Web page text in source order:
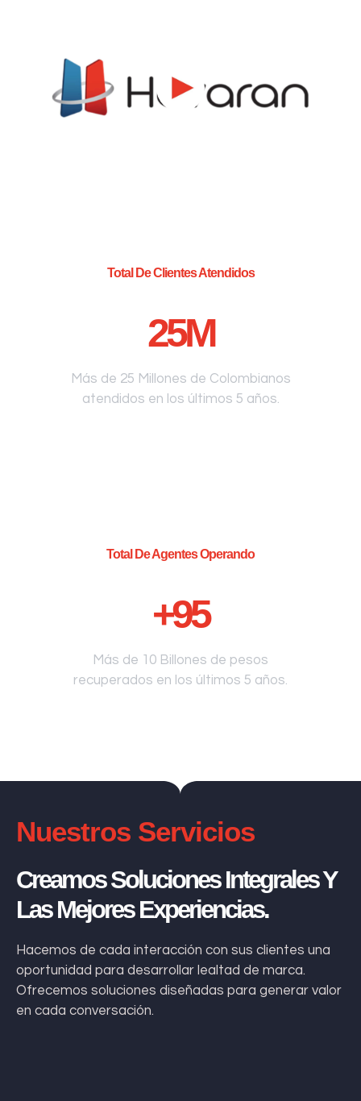
Total De Clientes Atendidos
25M
Más de 25 Millones de Colombianos
atendidos en los últimos 5 años.
Total De Agentes Operando
+95
Más de 10 Billones de pesos
recuperados en los últimos 5 años.
Nuestros Servicios
Creamos Soluciones Integrales Y
Las Mejores Experiencias.
Hacemos de cada interacción con sus clientes una
oportunidad para desarrollar lealtad de marca.
Ofrecemos soluciones diseñadas para generar valor
en cada conversación.